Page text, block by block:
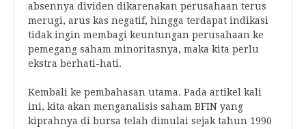
absennya dividen dikarenakan perusahaan terus
merugi, arus kas negatif, hingga terdapat indikasi
tidak ingin membagi keuntungan perusahaan ke
pemegang saham minoritasnya, maka kita perlu
ekstra berhati-hati.
Kembali ke pembahasan utama. Pada artikel kali
ini, kita akan menganalisis saham BFIN yang
kiprahnya di bursa telah dimulai sejak tahun 1990